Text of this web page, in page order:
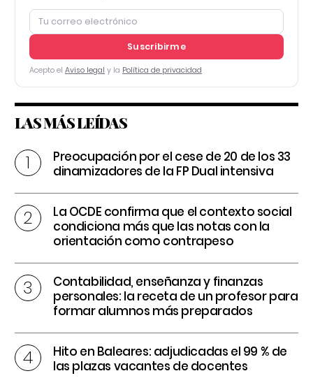
Suscribirme
Acepto el Aviso legal y la Política de privacidad
LAS MÁS LEÍDAS
Preocupación por el cese de 20 de los 33
dinamizadores de la FP Dual intensiva
La OCDE confirma que el contexto social
condiciona más que las notas con la
orientación como contrapeso
Contabilidad, enseñanza y finanzas
personales: la receta de un profesor para
formar alumnos más preparados
Hito en Baleares: adjudicadas el 99 % de
las plazas vacantes de docentes